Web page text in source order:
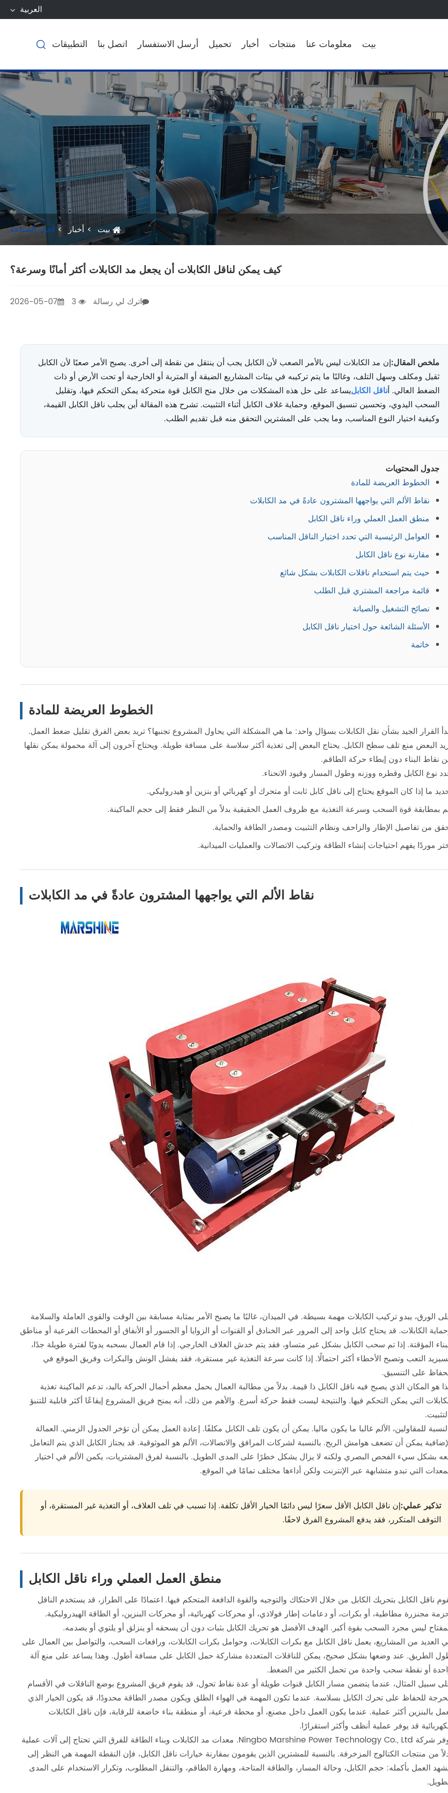
العربية
بيت معلومات عنا منتجات أخبار تحميل أرسل الاستفسار اتصل بنا التطبيقات 
بيت أخبار أخبار الصناعة
كيف يمكن لناقل الكابلات أن يجعل مد الكابلات أكثر أمانًا وسرعة؟
2026-05-07 اترك لي رسالة
ملخص المقال:إن مد الكابلات ليس بالأمر الصعب لأن الكابل يجب أن ينتقل من نقطة إلى أخرى. يصبح الأمر صعبًا لأن الكابل
ثقيل ومكلف وسهل التلف، وغالبًا ما يتم تركيبه في بيئات المشاريع الضيقة أو المتربة أو الخارجية أو تحت الأرض أو ذات
الضغط العالي. أناقل الكابليساعد على حل هذه المشكلات من خلال منح الكابل قوة متحركة يمكن التحكم فيها، وتقليل
السحب اليدوي، وتحسين تنسيق الموقع، وحماية غلاف الكابل أثناء التثبيت. تشرح هذه المقالة أين يجلب ناقل الكابل القيمة،
وكيفية اختيار النوع المناسب، وما يجب على المشترين التحقق منه قبل تقديم الطلب.
جدول المحتويات
الخطوط العريضة للمادة
نقاط الألم التي يواجهها المشترون عادةً في مد الكابلات
منطق العمل العملي وراء ناقل الكابل
العوامل الرئيسية التي تحدد اختيار الناقل المناسب
مقارنة نوع ناقل الكابل
حيث يتم استخدام ناقلات الكابلات بشكل شائع
قائمة مراجعة المشتري قبل الطلب
نصائح التشغيل والصيانة
الأسئلة الشائعة حول اختيار ناقل الكابل
خاتمة
الخطوط العريضة للمادة
القرار الجيد بشأن نقل الكابلات بسؤال واحد: ما هي المشكلة التي يحاول المشروع تجنبها؟ تريد بعض الفرق تقليل ضغط العمل.
البعض منع تلف سطح الكابل. يحتاج البعض إلى تغذية أكثر سلاسة على مسافة طويلة. ويحتاج آخرون إلى آلة محمولة يمكن نقلها
نقاط البناء دون إبطاء حركة الطاقم.
نوع الكابل وقطره ووزنه وطول المسار وقيود الانحناء.
ما إذا كان الموقع يحتاج إلى ناقل كابل ثابت أو متحرك أو كهربائي أو بنزين أو هيدروليكي.
بمطابقة قوة السحب وسرعة التغذية مع ظروف العمل الحقيقية بدلاً من النظر فقط إلى حجم الماكينة.
من تفاصيل الإطار والزاحف ونظام التثبيت ومصدر الطاقة والحماية.
موردًا يفهم احتياجات إنشاء الطاقة وتركيب الاتصالات والعمليات الميدانية.
نقاط الألم التي يواجهها المشترون عادةً في مد الكابلات
الورق، يبدو تركيب الكابلات مهمة بسيطة. في الميدان، غالبًا ما يصبح الأمر بمثابة مسابقة بين الوقت والقوى العاملة والسلامة
الكابلات. قد يحتاج كابل واحد إلى المرور عبر الخنادق أو القنوات أو الزوايا أو الجسور أو الأنفاق أو المحطات الفرعية أو مناطق
المؤقتة. إذا تم سحب الكابل بشكل غير متساو، فقد يتم خدش الغلاف الخارجي. إذا قام العمال بسحبه يدويًا لفترة طويلة جدًا،
التعب وتصبح الأخطاء أكثر احتمالًا. إذا كانت سرعة التغذية غير مستقرة، فقد يفشل الونش والبكرات وفريق الموقع في
على التنسيق.
هو المكان الذي يصبح فيه ناقل الكابل ذا قيمة. بدلاً من مطالبة العمال بحمل معظم أحمال الحركة باليد، تدعم الماكينة تغذية
التي يمكن التحكم فيها. والنتيجة ليست فقط حركة أسرع. والأهم من ذلك، أنه يمنح فريق المشروع إيقاعًا أكثر قابلية للتنبؤ
للمقاولين، الألم غالبا ما يكون ماليا. يمكن أن يكون تلف الكابل مكلفًا. إعادة العمل يمكن أن تؤخر الجدول الزمني. العمالة
يمكن أن تضعف هوامش الربح. بالنسبة لشركات المرافق والاتصالات، الألم هو الموثوقية. قد يجتاز الكابل الذي يتم التعامل
بشكل سيء الفحص البصري ولكنه لا يزال يشكل خطرًا على المدى الطويل. بالنسبة لفرق المشتريات، يكمن الألم في اختيار
التي تبدو متشابهة عبر الإنترنت ولكن أداءها مختلف تمامًا في الموقع.
تذكير عملي:إن ناقل الكابل الأقل سعرًا ليس دائمًا الخيار الأقل تكلفة. إذا تسبب في تلف الغلاف، أو التغذية غير المستقرة، أو
التوقف المتكرر، فقد يدفع المشروع الفرق لاحقًا.
منطق العمل العملي وراء ناقل الكابل
ناقل الكابل بتحريك الكابل من خلال الاحتكاك والتوجيه والقوة الدافعة المتحكم فيها. اعتمادًا على الطراز، قد يستخدم الناقل
مجنزرة مطاطية، أو بكرات، أو دعامات إطار فولاذي، أو محركات كهربائية، أو محركات البنزين، أو الطاقة الهيدروليكية.
ليس مجرد السحب بقوة أكبر. الهدف الأفضل هو تحريك الكابل بثبات دون أن يسحقه أو ينزلق أو يلتوي أو يصدمه.
العديد من المشاريع، يعمل ناقل الكابل مع بكرات الكابلات، وحوامل بكرات الكابلات، ورافعات السحب، والتواصل بين العمال على
الطريق. عند وضعها بشكل صحيح، يمكن للناقلات المتعددة مشاركة حمل الكابل على مسافة أطول. وهذا يساعد على منع آلة
أو نقطة سحب واحدة من تحمل الكثير من الضغط.
سبيل المثال، عندما يتضمن مسار الكابل قنوات طويلة أو عدة نقاط تحول، قد يقوم فريق المشروع بوضع الناقلات في الأقسام
للحفاظ على تحرك الكابل بسلاسة. عندما تكون المهمة في الهواء الطلق ويكون مصدر الطاقة محدودًا، قد يكون الخيار الذي
بالبنزين أكثر عملية. عندما يكون العمل داخل مصنع، أو محطة فرعية، أو منطقة بناء خاضعة للرقابة، فإن ناقل الكابلات
قد يوفر عملية أنظف وأكثر استقرارًا.
توفر شركة Ningbo Marshine Power Technology Co., Ltd. معدات مد الكابلات وبناء الطاقة للفرق التي تحتاج إلى آلات عملية
من منتجات الكتالوج المزخرفة. بالنسبة للمشترين الذين يقومون بمقارنة خيارات ناقل الكابل، فإن النقطة المهمة هي النظر إلى
العمل بأكمله: حجم الكابل، وحالة المسار، والطاقة المتاحة، ومهارة الطاقم، والتنقل المطلوب، وتكرار الاستخدام على المدى